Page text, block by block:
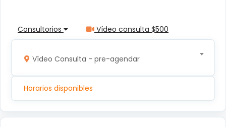
Consultorios Vídeo consulta $500
Vídeo Consulta - pre-agendar
Horarios disponibles